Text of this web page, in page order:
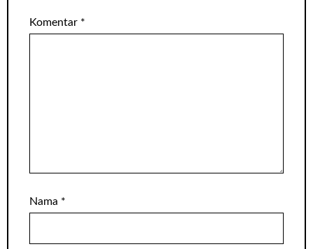
Komentar *
Nama *